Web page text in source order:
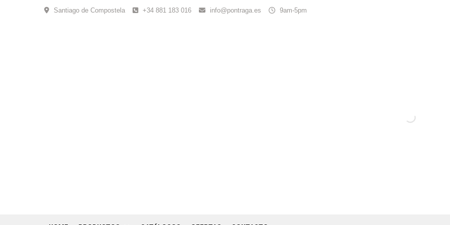
Santiago de Compostela +34 881 183 016 info@pontraga.es 9am-5pm